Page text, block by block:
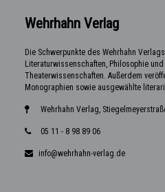
Wehrhahn Verlag
Die Schwerpunkte des Wehrhahn
Literaturwissenschaften, Philosophie
Theaterwissenschaften. Außerdem
Monographien sowie ausgewählte
Wehrhahn Verlag,
05 11 - 8 98 89 06
info@wehrhahn-verlag.de